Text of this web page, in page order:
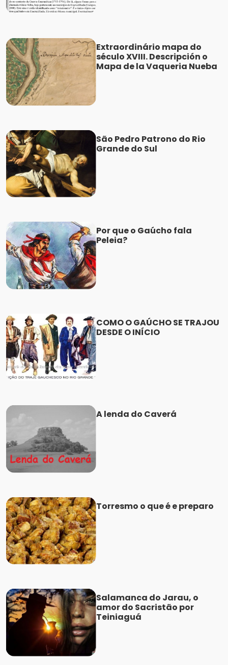
Extraordinário mapa do
século XVIII. Descripción o
Mapa de la Vaqueria Nueba
São Pedro Patrono do Rio
Grande do Sul
Por que o Gaúcho fala
Peleia?
COMO O GAÚCHO SE TRAJOU
DESDE O INÍCIO
A lenda do Caverá
Torresmo o que é e preparo
Salamanca do Jarau, o
amor do Sacristão por
Teiniaguá